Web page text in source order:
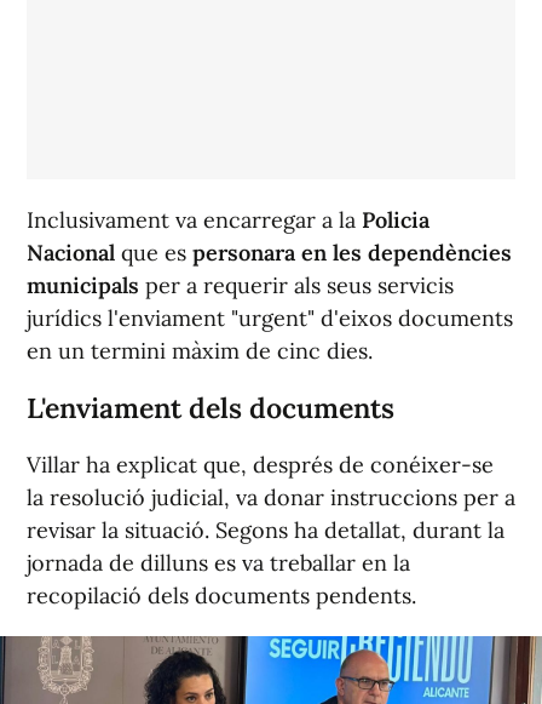
Inclusivament va encarregar a la Policia
Nacional que es personara en les dependències
municipals per a requerir als seus servicis
jurídics l'enviament "urgent" d'eixos documents
en un termini màxim de cinc dies.
L'enviament dels documents
Villar ha explicat que, després de conéixer-se
la resolució judicial, va donar instruccions per a
revisar la situació. Segons ha detallat, durant la
jornada de dilluns es va treballar en la
recopilació dels documents pendents.